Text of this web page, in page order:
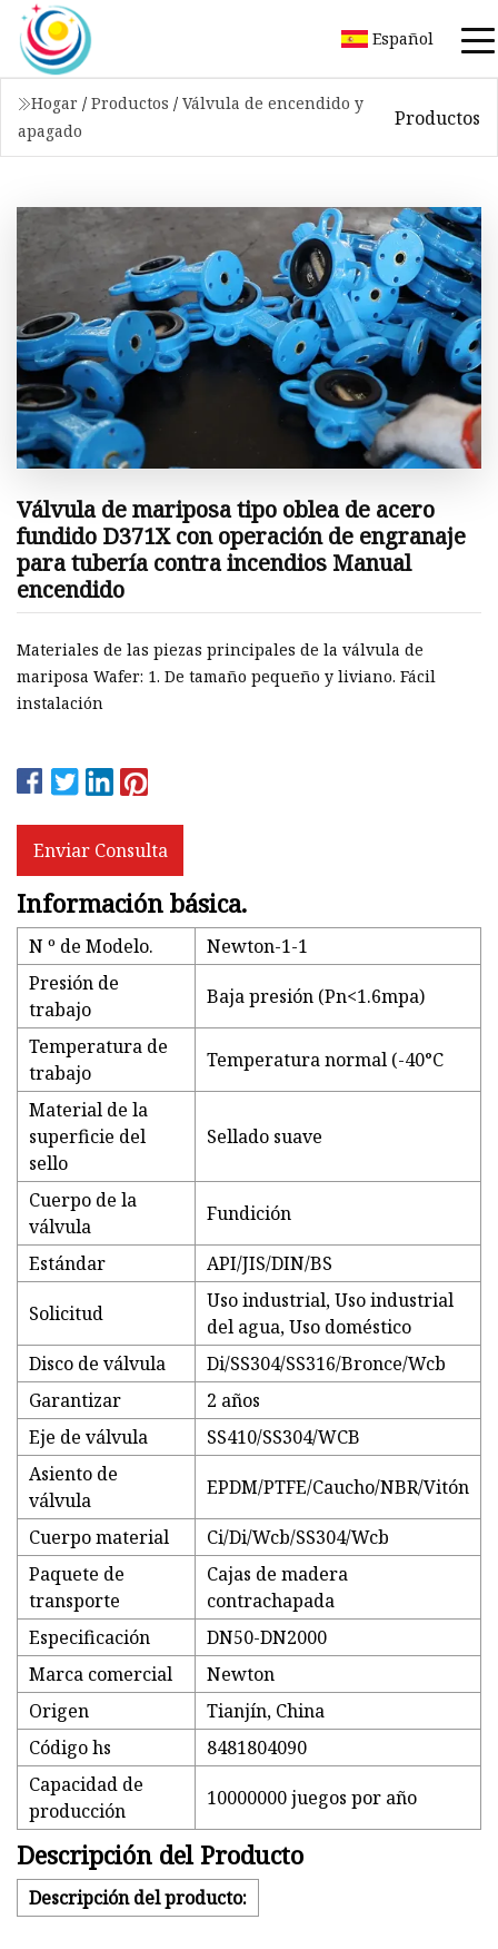
Español
Hogar / Productos / Válvula de encendido y
apagado
Productos
Válvula de mariposa tipo oblea de acero
fundido D371X con operación de engranaje
para tubería contra incendios Manual
encendido
Materiales de las piezas principales de la válvula de
mariposa Wafer: 1. De tamaño pequeño y liviano. Fácil
instalación
Enviar Consulta
Información básica.
N º de Modelo.
Newton-1-1
Presión de
trabajo
Baja presión (Pn<1.6mpa)
Temperatura de
trabajo
Temperatura normal (-40°C
Material de la
superficie del
sello
Sellado suave
Cuerpo de la
válvula
Fundición
Estándar API/JIS/DIN/BS
Solicitud
Uso industrial, Uso industrial
del agua, Uso doméstico
Disco de válvula
Di/SS304/SS316/Bronce/Wcb
Garantizar
2 años
Eje de válvula
SS410/SS304/WCB
Asiento de
válvula
EPDM/PTFE/Caucho/NBR/Vitón
Cuerpo material
Ci/Di/Wcb/SS304/Wcb
Paquete de
transporte
Cajas de madera
contrachapada
Especificación
DN50-DN2000
Marca comercial
Newton
Origen
Tianjín, China
Código hs
8481804090
Capacidad de
producción
10000000 juegos por año
Descripción del Producto
Descripción del producto: